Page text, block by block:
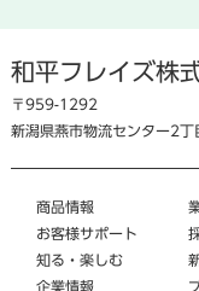
和平フレイズ株
〒959-1292
新潟県燕市物流センター2
商品情報
お客様サポート
知る・楽しむ
企業情報